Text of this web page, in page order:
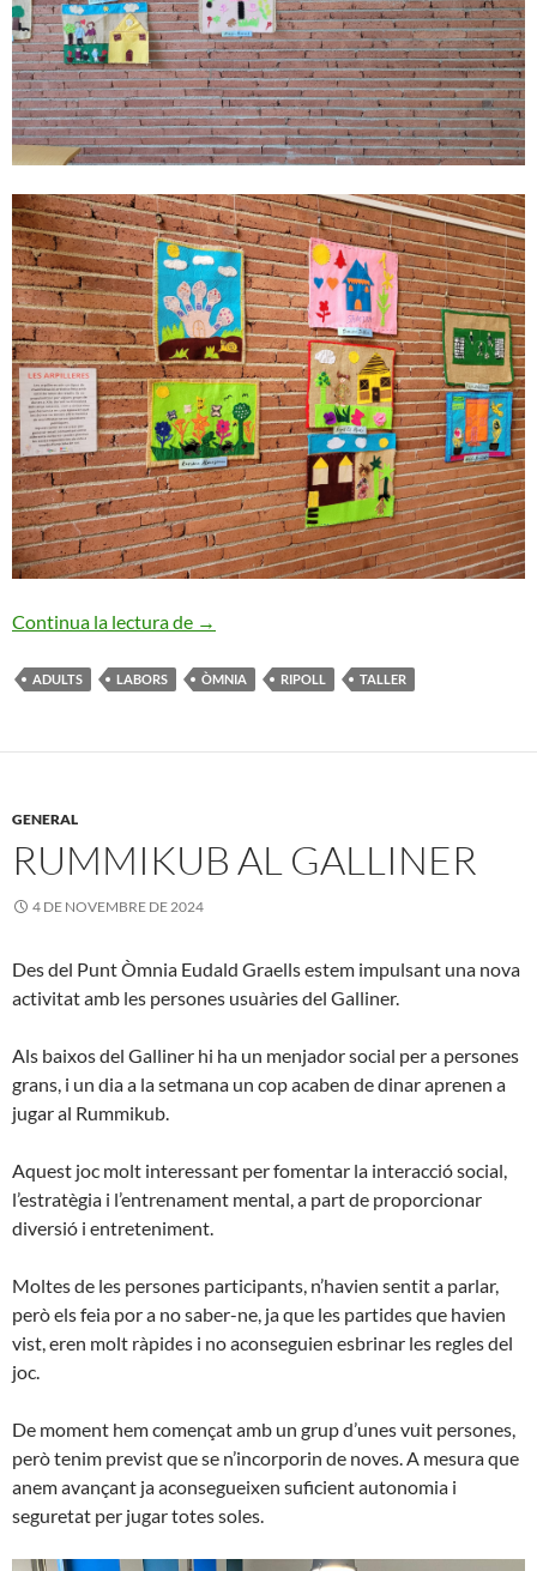
Continua la lectura de Exposició d’Arpilleres
→
ADULTS LABORS ÒMNIA RIPOLL TALLER
GENERAL
RUMMIKUB AL GALLINER
4 DE NOVEMBRE DE 2024
Des del Punt Òmnia Eudald Graells estem impulsant una nova
activitat amb les persones usuàries del Galliner.
Als baixos del Galliner hi ha un menjador social per a persones
grans, i un dia a la setmana un cop acaben de dinar aprenen a
jugar al Rummikub.
Aquest joc molt interessant per fomentar la interacció social,
l’estratègia i l’entrenament mental, a part de proporcionar
diversió i entreteniment.
Moltes de les persones participants, n’havien sentit a parlar,
però els feia por a no saber-ne, ja que les partides que havien
vist, eren molt ràpides i no aconseguien esbrinar les regles del
joc.
De moment hem començat amb un grup d’unes vuit persones,
però tenim previst que se n’incorporin de noves. A mesura que
anem avançant ja aconsegueixen suficient autonomia i
seguretat per jugar totes soles.